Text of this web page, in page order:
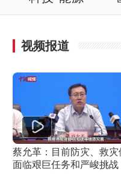
视频报道
蔡允革：目前防灾、救灾
面临艰巨任务和严峻挑战